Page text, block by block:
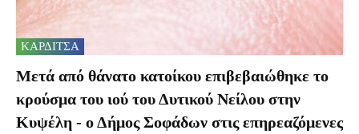
ΚΑΡΔΙΤΣΑ
Μετά από θάνατο κατοίκου επιβεβαιώθηκε το
κρούσμα του ιού του Δυτικού Νείλου στην
Κυψέλη - ο Δήμος Σοφάδων στις επηρεαζόμενες